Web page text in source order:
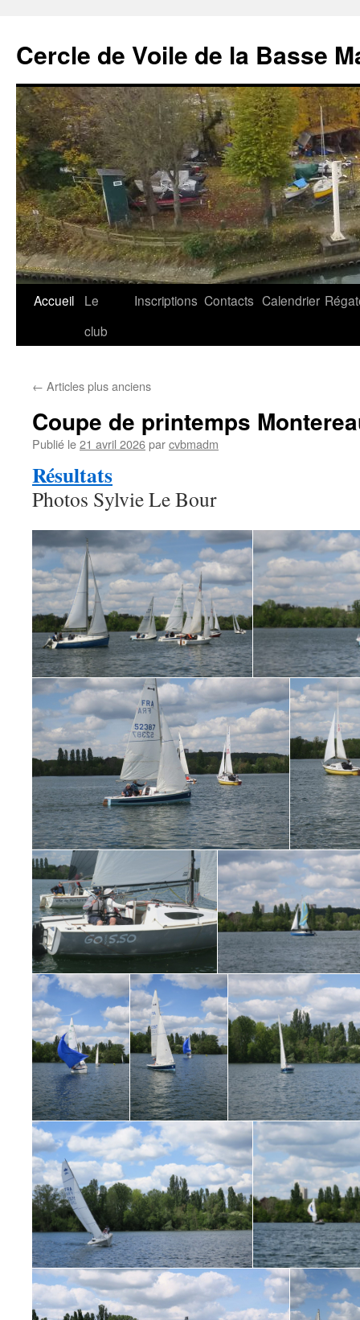
Cercle de Voile de la Basse
Aller
Accueil
Le
club
Inscriptions Contacts Calendrier
← Articles plus anciens
Coupe de printemps
Publié le21 avril 2026parcvbmadm
Résultats
Photos Sylvie Le Bour